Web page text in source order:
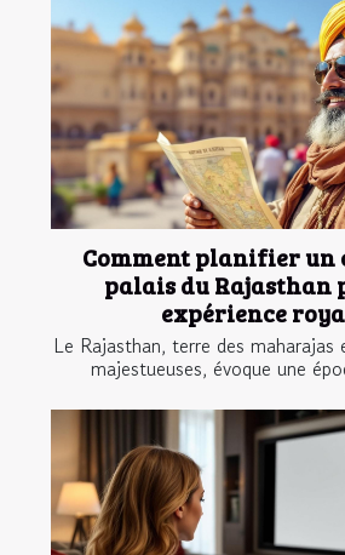
Comment planifier un
palais du Rajasthan
expérience
Le Rajasthan, terre des
majestueuses, évoque une